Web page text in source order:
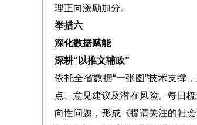
理正向激励加分。
举措六
深化数据赋能
深耕“以推文辅政”
依托全省数据“一张图”技术支撑
点、意见建议及潜在风险。每日
向性问题，形成《提请关注的社